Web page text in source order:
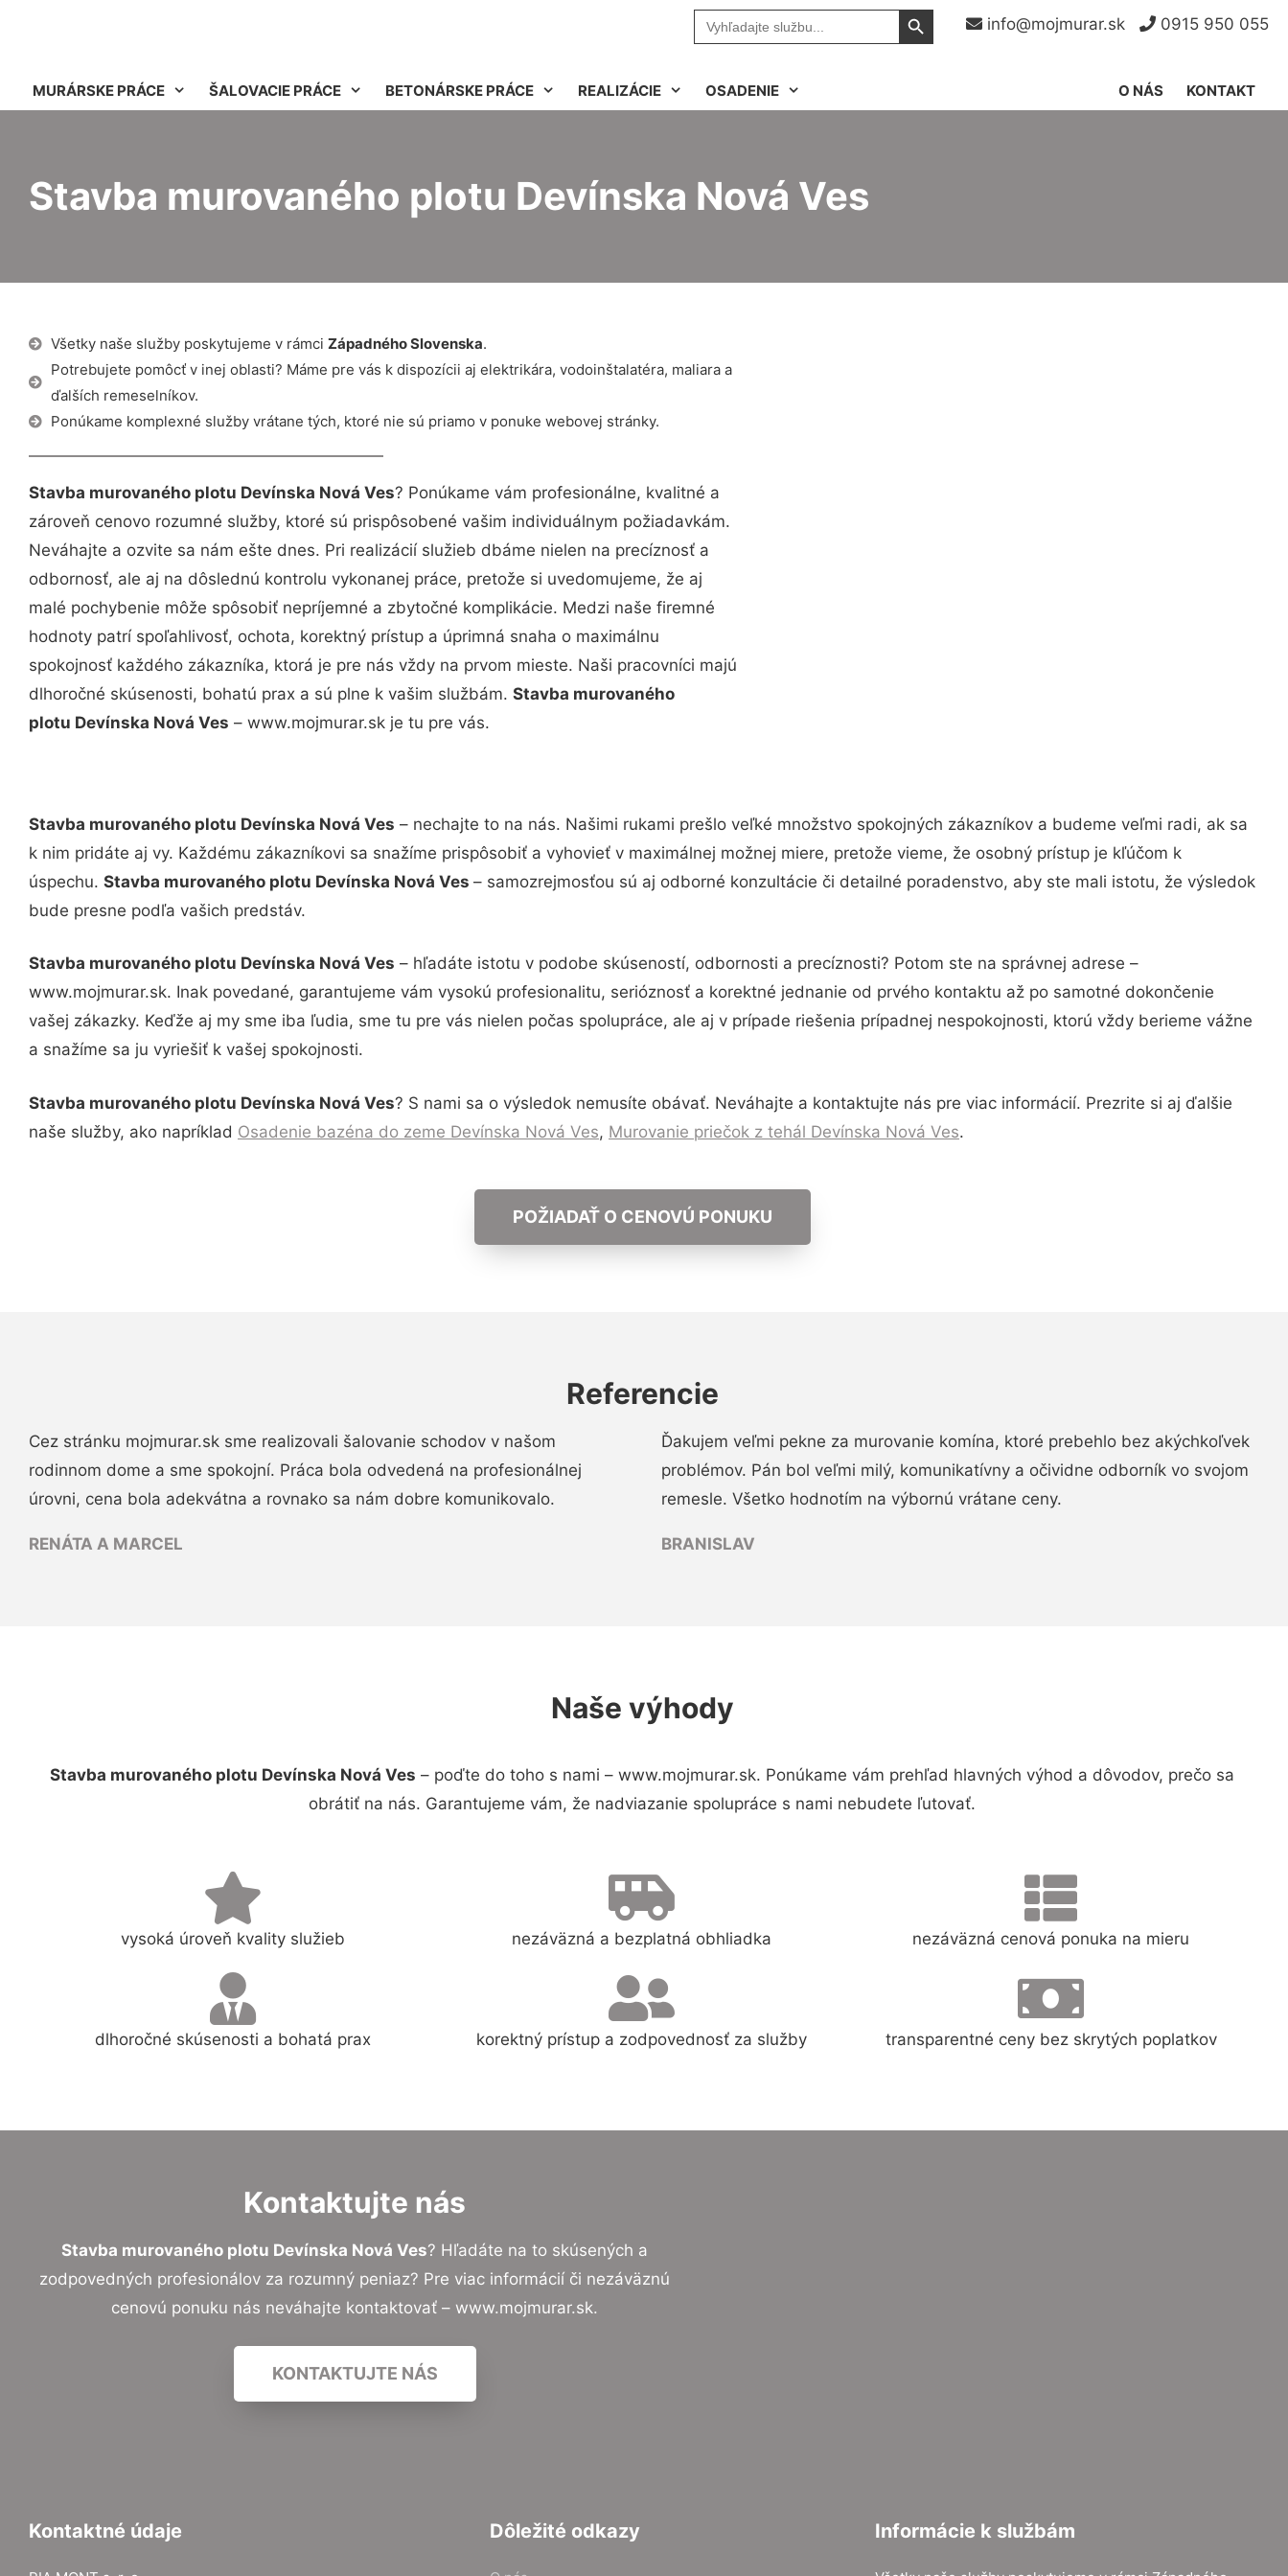
info@mojmurar.sk 0915 950 055
Search
for:
Search Button
MURÁRSKE PRÁCE ŠALOVACIE PRÁCE BETONÁRSKE PRÁCE REALIZÁCIE OSADENIE KONTAKT
O NÁS
Stavba murovaného plotu Devínska Nová Ves
Všetky naše služby poskytujeme v rámci Západného Slovenska.
Potrebujete pomôcť v inej oblasti? Máme pre vás k dispozícii aj elektrikára, vodoinštalatéra, maliara a
ďalších remeselníkov.
Ponúkame komplexné služby vrátane tých, ktoré nie sú priamo v ponuke webovej stránky.
Stavba murovaného plotu Devínska Nová Ves? Ponúkame vám profesionálne, kvalitné a
zároveň cenovo rozumné služby, ktoré sú prispôsobené vašim individuálnym požiadavkám.
Neváhajte a ozvite sa nám ešte dnes. Pri realizácií služieb dbáme nielen na precíznosť a
odbornosť, ale aj na dôslednú kontrolu vykonanej práce, pretože si uvedomujeme, že aj
malé pochybenie môže spôsobiť nepríjemné a zbytočné komplikácie. Medzi naše firemné
hodnoty patrí spoľahlivosť, ochota, korektný prístup a úprimná snaha o maximálnu
spokojnosť každého zákazníka, ktorá je pre nás vždy na prvom mieste. Naši pracovníci majú
dlhoročné skúsenosti, bohatú prax a sú plne k vašim službám. Stavba murovaného
plotu Devínska Nová Ves – www.mojmurar.sk je tu pre vás.
Stavba murovaného plotu Devínska Nová Ves – nechajte to na nás. Našimi rukami prešlo veľké množstvo spokojných zákazníkov a budeme veľmi radi, ak sa
k nim pridáte aj vy. Každému zákazníkovi sa snažíme prispôsobiť a vyhovieť v maximálnej možnej miere, pretože vieme, že osobný prístup je kľúčom k
úspechu. Stavba murovaného plotu Devínska Nová Ves – samozrejmosťou sú aj odborné konzultácie či detailné poradenstvo, aby ste mali istotu, že výsledok
bude presne podľa vašich predstáv.
Stavba murovaného plotu Devínska Nová Ves – hľadáte istotu v podobe skúseností, odbornosti a precíznosti? Potom ste na správnej adrese –
www.mojmurar.sk. Inak povedané, garantujeme vám vysokú profesionalitu, serióznosť a korektné jednanie od prvého kontaktu až po samotné dokončenie
vašej zákazky. Keďže aj my sme iba ľudia, sme tu pre vás nielen počas spolupráce, ale aj v prípade riešenia prípadnej nespokojnosti, ktorú vždy berieme vážne
a snažíme sa ju vyriešiť k vašej spokojnosti.
Stavba murovaného plotu Devínska Nová Ves? S nami sa o výsledok nemusíte obávať. Neváhajte a kontaktujte nás pre viac informácií. Prezrite si aj ďalšie
naše služby, ako napríklad Osadenie bazéna do zeme Devínska Nová Ves, Murovanie priečok z tehál Devínska Nová Ves.
POŽIADAŤ O CENOVÚ PONUKU
Referencie
Cez stránku mojmurar.sk sme realizovali šalovanie schodov v našom
rodinnom dome a sme spokojní. Práca bola odvedená na profesionálnej
úrovni, cena bola adekvátna a rovnako sa nám dobre komunikovalo.
RENÁTA A MARCEL
Ďakujem veľmi pekne za murovanie komína, ktoré prebehlo bez akýchkoľvek
problémov. Pán bol veľmi milý, komunikatívny a očividne odborník vo svojom
remesle. Všetko hodnotím na výbornú vrátane ceny.
BRANISLAV
Naše výhody
Stavba murovaného plotu Devínska Nová Ves – poďte do toho s nami – www.mojmurar.sk. Ponúkame vám prehľad hlavných výhod a dôvodov, prečo sa
obrátiť na nás. Garantujeme vám, že nadviazanie spolupráce s nami nebudete ľutovať.
vysoká úroveň kvality služieb nezáväzná a bezplatná obhliadka nezáväzná cenová ponuka na mieru
dlhoročné skúsenosti a bohatá prax korektný prístup a zodpovednosť za služby transparentné ceny bez skrytých poplatkov
Kontaktujte nás
Stavba murovaného plotu Devínska Nová Ves? Hľadáte na to skúsených a
zodpovedných profesionálov za rozumný peniaz? Pre viac informácií či nezáväznú
cenovú ponuku nás neváhajte kontaktovať – www.mojmurar.sk.
KONTAKTUJTE NÁS
Kontaktné údaje Dôležité odkazy Informácie k službám